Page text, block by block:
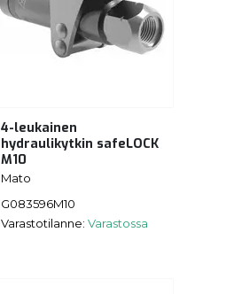
4-leukainen
hydraulikytkin safeLOCK
M10
Mato
G083596M10
Varastotilanne: Varastossa